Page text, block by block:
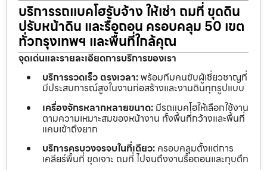
บริการรถแบคโฮรับจ้าง ให้เช่า ถมที่ ขุดดิน
ปรับหน้าดิน และรื้อถอน ครอบคลุม 50 เขต
ทั่วกรุงเทพฯ และพื้นที่ใกล้คุณ
จุดเด่นและรายละเอียดการบริการของเรา
บริการรวดเร็ว ตรงเวลา:พร้อมทีมคนขับผู้เชี่ยวชาญที่
มีประสบการณ์สูงในงานก่อสร้างและงานดินทุกรูปแบบ
เครื่องจักรหลากหลายขนาด: มีรถแบคโฮให้เลือกใช้งาน
ตามความเหมาะสมของหน้างาน ทั้งพื้นที่กว้างและพื้นที่
แคบเข้าถึงยาก
บริการครบวงจรจบในที่เดียว: ครอบคลุมตั้งแต่การ
เคลียร์พื้นที่ ขุดเจาะ ถมที่ ไปจนถึงงานรื้อถอนและทุบตึก